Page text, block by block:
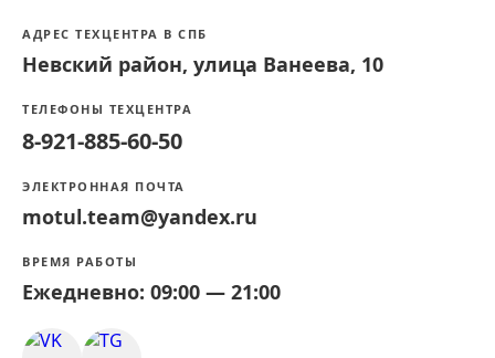
АДРЕС ТЕХЦЕНТРА В СПБ
Невский район, улица Ванеева, 10
ТЕЛЕФОНЫ ТЕХЦЕНТРА
8-921-885-60-50
ЭЛЕКТРОННАЯ ПОЧТА
motul.team@yandex.ru
ВРЕМЯ РАБОТЫ
Ежедневно: 09:00 — 21:00